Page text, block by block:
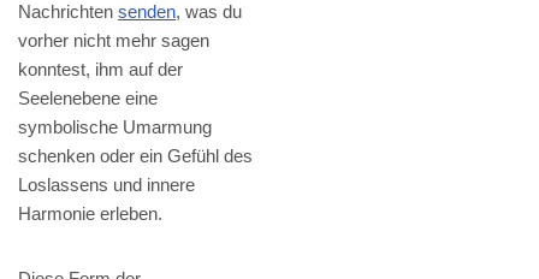
Nachrichten senden, was du
vorher nicht mehr sagen
konntest, ihm auf der
Seelenebene eine
symbolische Umarmung
schenken oder ein Gefühl des
Loslassens und innere
Harmonie erleben.